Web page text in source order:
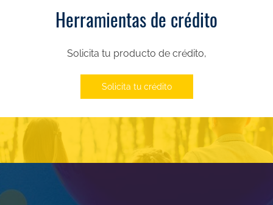
Herramientas de crédito
Solicita tu producto de crédito,
Solicita tu crédito